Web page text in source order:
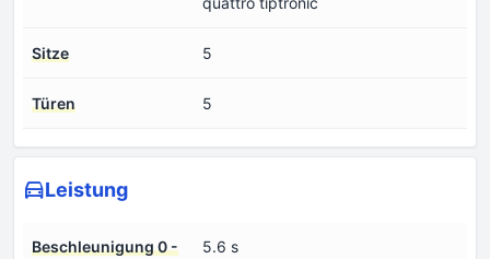
Sitze 5
Türen 5
Leistung
Beschleunigung 0 -
5.6 s